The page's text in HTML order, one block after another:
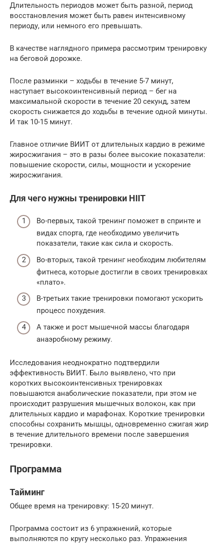
Длительность периодов может быть разной, период
восстановления может быть равен интенсивному
периоду, или немного его превышать.
В качестве наглядного примера рассмотрим тренировку
на беговой дорожке.
После разминки – ходьбы в течение 5-7 минут,
наступает высокоинтенсивный период – бег на
максимальной скорости в течение 20 секунд, затем
скорость снижается до ходьбы в течение одной минуты.
И так 10-15 минут.
Главное отличие ВИИТ от длительных кардио в режиме
жиросжигания – это в разы более высокие показатели:
повышение скорости, силы, мощности и ускорение
жиросжигания.
Для чего нужны тренировки HIIT
Во-первых, такой тренинг поможет в спринте и
видах спорта, где необходимо увеличить
показатели, такие как сила и скорость.
Во-вторых, такой тренинг необходим любителям
фитнеса, которые достигли в своих тренировках
«плато».
В-третьих такие тренировки помогают ускорить
процесс похудения.
А также и рост мышечной массы благодаря
анаэробному режиму.
Исследования неоднократно подтвердили
эффективность ВИИТ. Было выявлено, что при
коротких высокоинтенсивных тренировках
повышаются анаболические показатели, при этом не
происходит разрушения мышечных волокон, как при
длительных кардио и марафонах. Короткие тренировки
способны сохранить мышцы, одновременно сжигая жир
в течение длительного времени после завершения
тренировки.
Программа
Тайминг
Общее время на тренировку: 15-20 минут.
Программа состоит из 6 упражнений, которые
выполняются по кругу несколько раз. Упражнения